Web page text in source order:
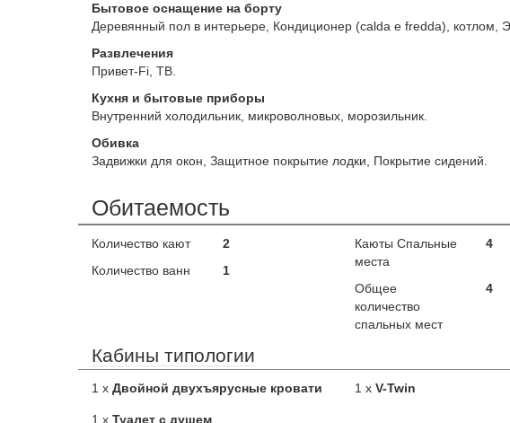
Бытовое оснащение на борту
Деревянный пол в интерьере, Кондиционер (calda e fredda), котлом,
Развлечения
Привет-Fi, ТВ.
Кухня и бытовые приборы
Внутренний холодильник, микроволновых, морозильник.
Обивка
Задвижки для окон, Защитное покрытие лодки, Покрытие сидений.
Обитаемость
Количество кают
2
Количество ванн
1
Каюты Спальные
места
4
Общее
количество
спальных мест
4
Кабины типологии
1 x Двойной двухъярусные кровати 1 x V-Twin
1 x Туалет с душем